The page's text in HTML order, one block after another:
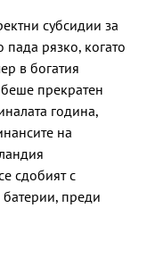
субсидии за
пада рязко, когато
в богатия
прекратен
година,
на
сдобият с
преди